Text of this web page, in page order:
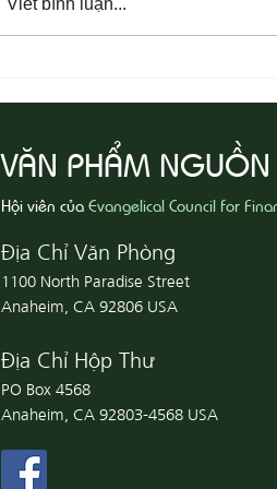
Viết bình luận...
VĂN PHẨM
Hội viên củaEvangelical Council for
Địa Chỉ Văn Phòng
1100 North Paradise Street
Anaheim, CA 92806 USA
Địa Chỉ Hộp Thư
PO Box 4568
Anaheim, CA 92803-4568 USA